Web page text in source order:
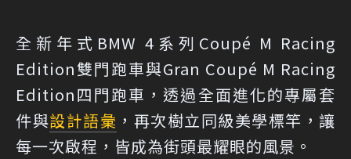
全新年式BMW 4系列Coupé M Racing
Edition雙門跑車與Gran Coupé M Racing
Edition四門跑車，透過全面進化的專屬套
件與設計語彙 ，再次樹立同級美學標竿，讓
每一次啟程，皆成為街頭最耀眼的風景。